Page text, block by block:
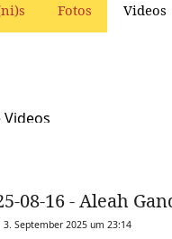
Fotos Videos
08-16 - Aleah
3. September 2025 um 23:14